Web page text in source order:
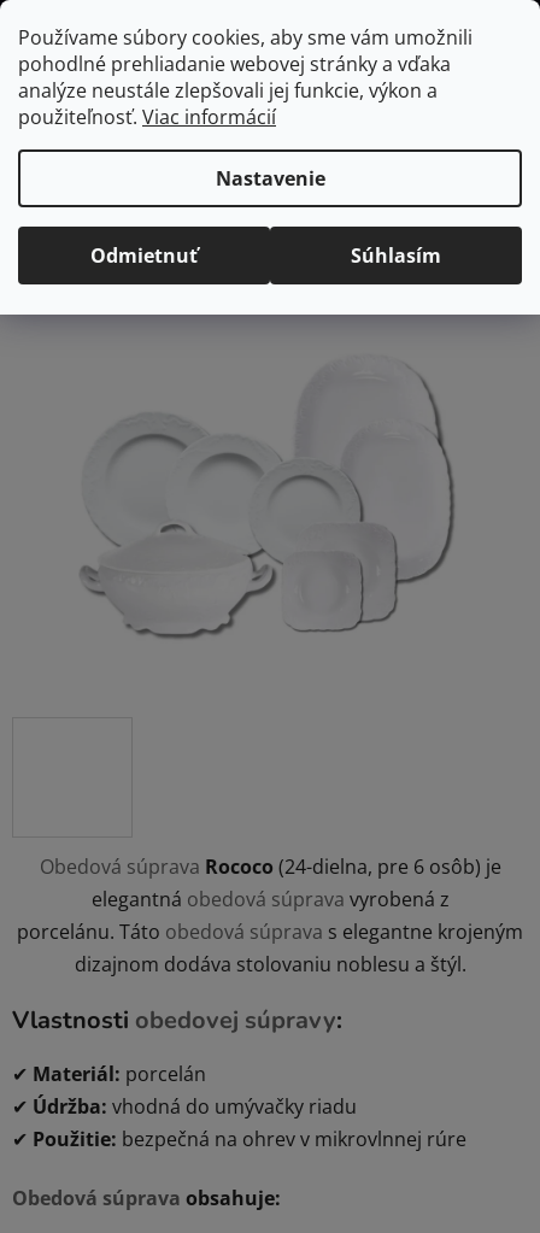
Používame súbory cookies, aby sme vám umožnili
pohodlné prehliadanie webovej stránky a vďaka
analýze neustále zlepšovali jej funkcie, výkon a
použiteľnosť. Viac informácií
Nastavenie
Odmietnuť Súhlasím
Prejsť
na
obsah
Hľadať
Domov
/ Vybavenie do jedálne / Stolovanie / Jedálenské súpravy
ROCOCO obedová súprava, pre 6 osôb, 24ks
Obedová súprava Rococo (24-dielna, pre 6 osôb) je
elegantná obedová súprava vyrobená z
porcelánu. Táto obedová súprava s elegantne krojeným
dizajnom dodáva stolovaniu noblesu a štýl.
Vlastnosti obedovej súpravy:
✔ Materiál: porcelán
✔ Údržba: vhodná do umývačky riadu
✔ Použitie: bezpečná na ohrev v mikrovlnnej rúre
Obedová súprava obsahuje:
ROCOCO obedová
súprava, pre 6 osôb, 24ks
Priemerné
hodnotenie
2 hodnotenia
Podrobnosti hodnotenia